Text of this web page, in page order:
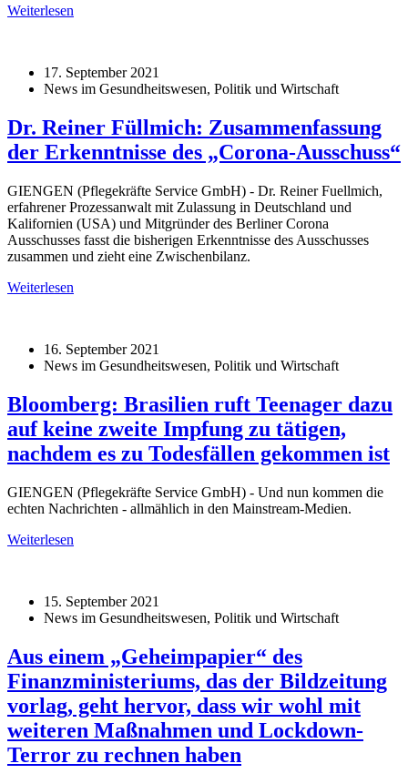
Weiterlesen
17. September 2021
News im Gesundheitswesen, Politik und Wirtschaft
Dr. Reiner Füllmich: Zusammenfassung
der Erkenntnisse des „Corona-Ausschuss“
GIENGEN (Pflegekräfte Service GmbH) - Dr. Reiner Fuellmich,
erfahrener Prozessanwalt mit Zulassung in Deutschland und
Kalifornien (USA) und Mitgründer des Berliner Corona
Ausschusses fasst die bisherigen Erkenntnisse des Ausschusses
zusammen und zieht eine Zwischenbilanz.
Weiterlesen
16. September 2021
News im Gesundheitswesen, Politik und Wirtschaft
Bloomberg: Brasilien ruft Teenager dazu
auf keine zweite Impfung zu tätigen,
nachdem es zu Todesfällen gekommen ist
GIENGEN (Pflegekräfte Service GmbH) - Und nun kommen die
echten Nachrichten - allmählich in den Mainstream-Medien.
Weiterlesen
15. September 2021
News im Gesundheitswesen, Politik und Wirtschaft
Aus einem „Geheimpapier“ des
Finanzministeriums, das der Bildzeitung
vorlag, geht hervor, dass wir wohl mit
weiteren Maßnahmen und Lockdown-
Terror zu rechnen haben